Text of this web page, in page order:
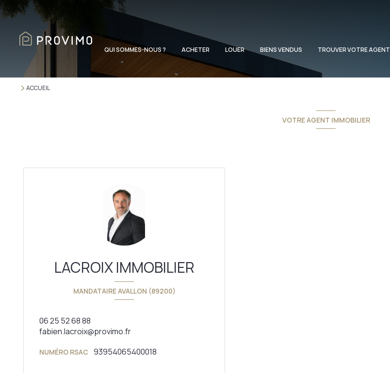
QUI SOMMES-NOUS ? ACHETER LOUER BIENS VENDUS TROUVER VOTRE AGENT
ACCUEIL
VOTRE AGENT IMMOBILIER
LACROIX IMMOBILIER
MANDATAIRE AVALLON (89200)
06 25 52 68 88
fabien.lacroix@provimo.fr
NUMÉRO RSAC 93954065400018